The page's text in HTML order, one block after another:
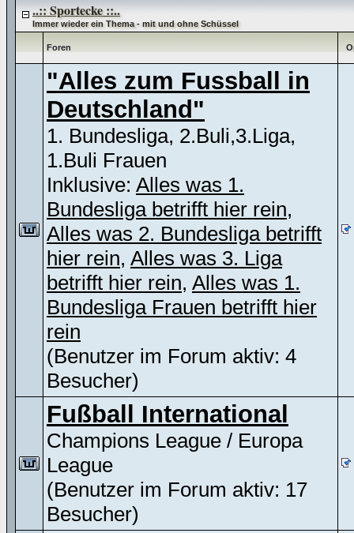
..:: Sportecke ::..
Immer wieder ein Thema - mit und ohne Schüssel
Foren
"Alles zum Fussball in
Deutschland"
1. Bundesliga, 2.Buli,3.Liga,
1.Buli Frauen
Inklusive: Alles was 1.
Bundesliga betrifft hier rein,
Alles was 2. Bundesliga betrifft
hier rein, Alles was 3. Liga
betrifft hier rein, Alles was 1.
Bundesliga Frauen betrifft hier
rein
(Benutzer im Forum aktiv: 4
Besucher)
Fußball International
Champions League / Europa
League
(Benutzer im Forum aktiv: 17
Besucher)